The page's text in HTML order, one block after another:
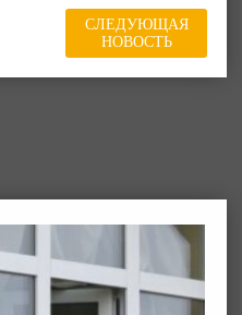
СЛЕДУЮЩАЯ
НОВОСТЬ